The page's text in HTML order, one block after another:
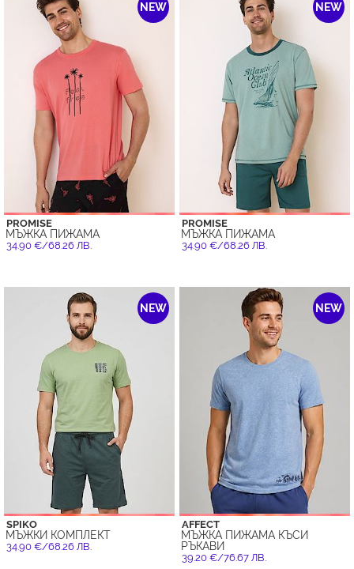
NEW
PROMISE
МЪЖКА ПИЖАМА
34.90 €/68.26 ЛВ.
NEW
PROMISE
МЪЖКА ПИЖАМА
34.90 €/68.26 ЛВ.
NEW
SPIKO
МЪЖКИ КОМПЛЕКТ
34.90 €/68.26 ЛВ.
NEW
AFFECT
МЪЖКА ПИЖАМА КЪСИ
РЪКАВИ
39.20 €/76.67 ЛВ.